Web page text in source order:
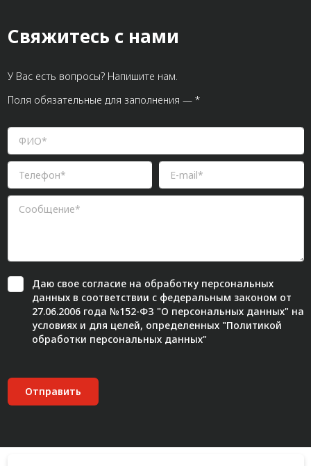
Свяжитесь с нами
У Вас есть вопросы? Напишите нам.
Поля обязательные для заполнения — *
Даю свое согласиена обработку персональных
данных в соответствии с федеральным законом от
27.06.2006 года №152-ФЗ "О персональных данных" на
условиях и для целей, определенных "Политикой
обработки персональных данных"
Отправить